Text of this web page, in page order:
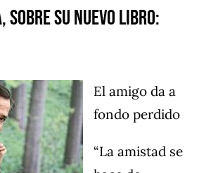
sobre su nuevo libro:
El amigo da a
fondo perdido
“La amistad se